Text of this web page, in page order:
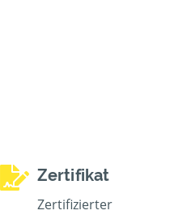
Zertifikat
Zertifizierter